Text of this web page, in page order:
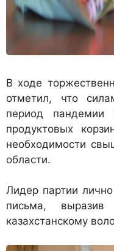
В ходе
отметил, что
период пандемии
продуктовых
необходимости
области.
Лидер партии
письма, выразив
казахстанскому